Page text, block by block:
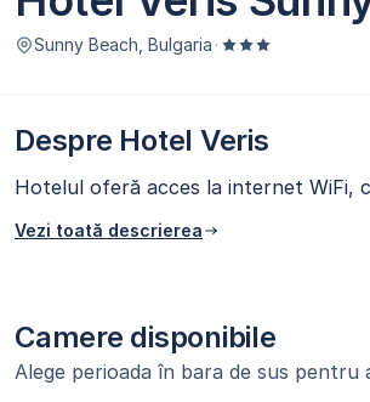
Sunny Beach, Bulgaria ·
Despre Hotel Veris
Hotelul oferă acces la internet WiFi,
Vezi toată descrierea
Camere disponibile
Alege perioada în bara de sus pentru